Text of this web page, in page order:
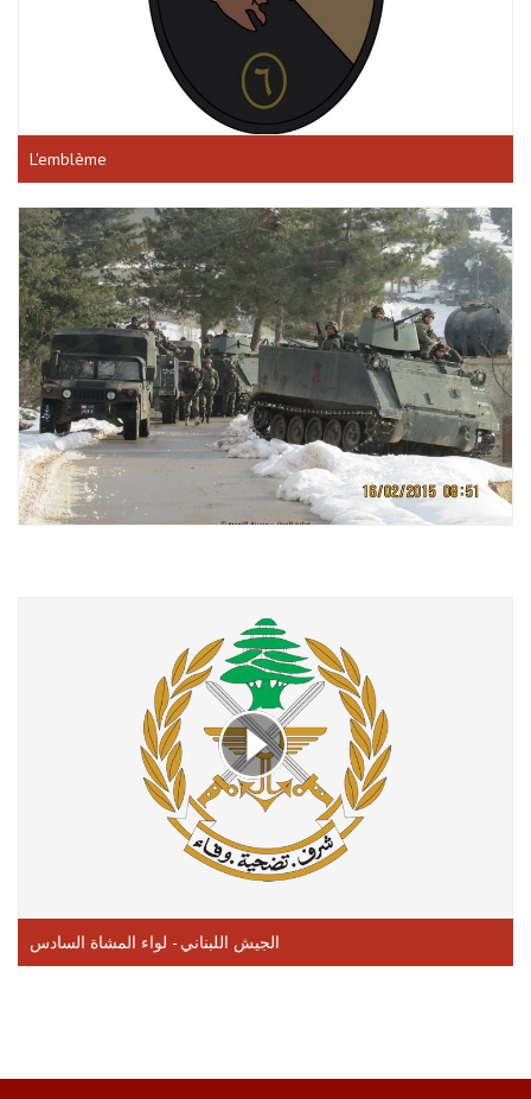
L'emblème
الجيش اللبناني - لواء المشاة السادس